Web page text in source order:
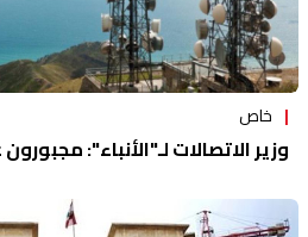
خاص
وزير الاتصالات لـ"الأنباء":